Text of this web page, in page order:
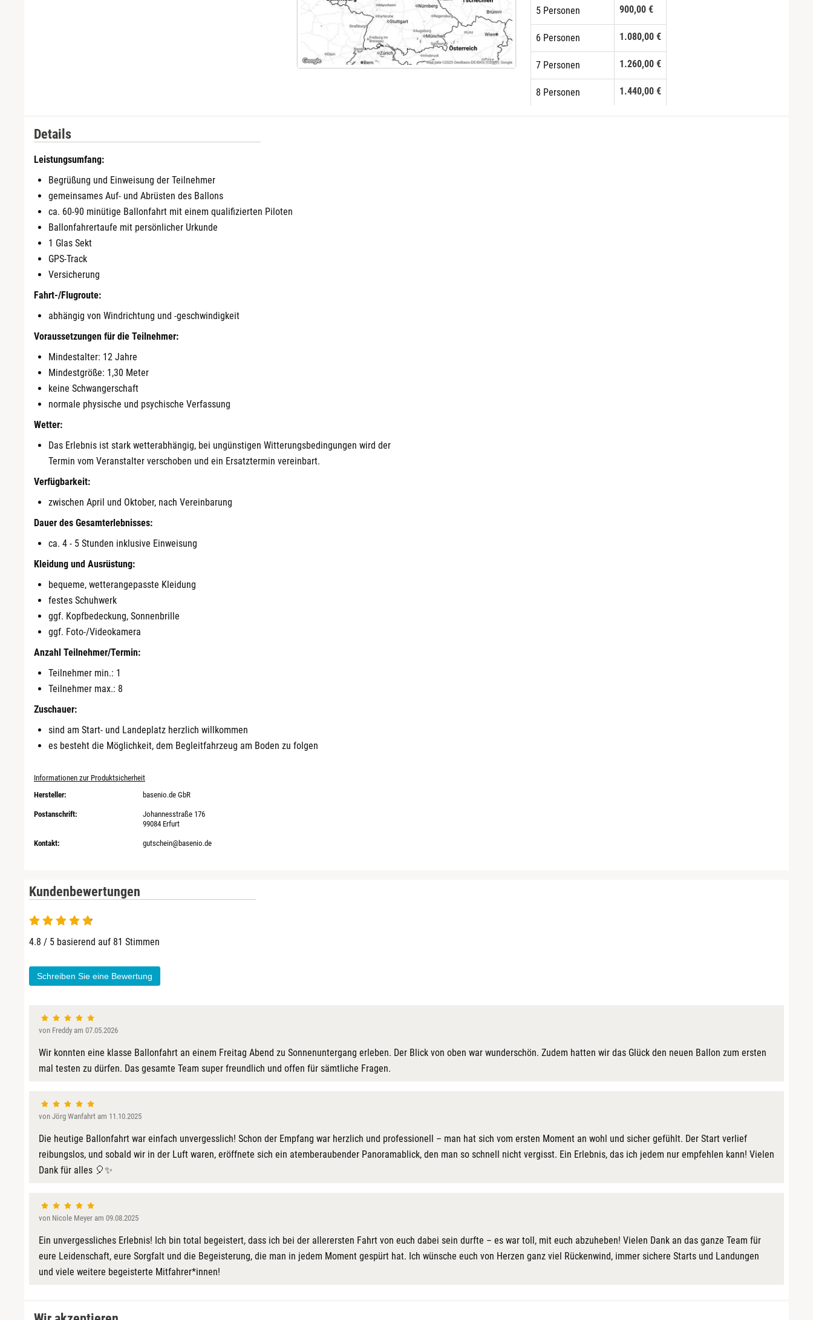
5 Personen 900,00 €
6 Personen 1.080,00 €
7 Personen 1.260,00 €
8 Personen 1.440,00 €
Details
Leistungsumfang:
Begrüßung und Einweisung der Teilnehmer
gemeinsames Auf- und Abrüsten des Ballons
ca. 60-90 minütige Ballonfahrt mit einem qualifizierten Piloten
Ballonfahrertaufe mit persönlicher Urkunde
1 Glas Sekt
GPS-Track
Versicherung
Fahrt-/Flugroute:
abhängig von Windrichtung und -geschwindigkeit
Voraussetzungen für die Teilnehmer:
Mindestalter: 12 Jahre
Mindestgröße: 1,30 Meter
keine Schwangerschaft
normale physische und psychische Verfassung
Wetter:
Das Erlebnis ist stark wetterabhängig, bei ungünstigen Witterungsbedingungen wird der
Termin vom Veranstalter verschoben und ein Ersatztermin vereinbart.
Verfügbarkeit:
zwischen April und Oktober, nach Vereinbarung
Dauer des Gesamterlebnisses:
ca. 4 - 5 Stunden inklusive Einweisung
Kleidung und Ausrüstung:
bequeme, wetterangepasste Kleidung
festes Schuhwerk
ggf. Kopfbedeckung, Sonnenbrille
ggf. Foto-/Videokamera
Anzahl Teilnehmer/Termin:
Teilnehmer min.: 1
Teilnehmer max.: 8
Zuschauer:
sind am Start- und Landeplatz herzlich willkommen
es besteht die Möglichkeit, dem Begleitfahrzeug am Boden zu folgen
Informationen zur Produktsicherheit
Hersteller:
basenio.de GbR
Postanschrift:
Johannesstraße 176
99084 Erfurt
Kontakt: gutschein@basenio.de
Kundenbewertungen
4.8 / 5 basierend auf 81 Stimmen
Schreiben Sie eine Bewertung
von Freddy am 07.05.2026
Wir konnten eine klasse Ballonfahrt an einem Freitag Abend zu Sonnenuntergang erleben. Der Blick von oben war wunderschön. Zudem hatten wir das Glück den neuen Ballon zum ersten
mal testen zu dürfen. Das gesamte Team super freundlich und offen für sämtliche Fragen.
von Jörg Wanfahrt am 11.10.2025
Die heutige Ballonfahrt war einfach unvergesslich! Schon der Empfang war herzlich und professionell – man hat sich vom ersten Moment an wohl und sicher gefühlt. Der Start verlief
reibungslos, und sobald wir in der Luft waren, eröffnete sich ein atemberaubender Panoramablick, den man so schnell nicht vergisst. Ein Erlebnis, das ich jedem nur empfehlen kann! Vielen
Dank für alles 🎈✨
von Nicole Meyer am 09.08.2025
Ein unvergessliches Erlebnis! Ich bin total begeistert, dass ich bei der allerersten Fahrt von euch dabei sein durfte – es war toll, mit euch abzuheben! Vielen Dank an das ganze Team für
eure Leidenschaft, eure Sorgfalt und die Begeisterung, die man in jedem Moment gespürt hat. Ich wünsche euch von Herzen ganz viel Rückenwind, immer sichere Starts und Landungen
und viele weitere begeisterte Mitfahrer*innen!